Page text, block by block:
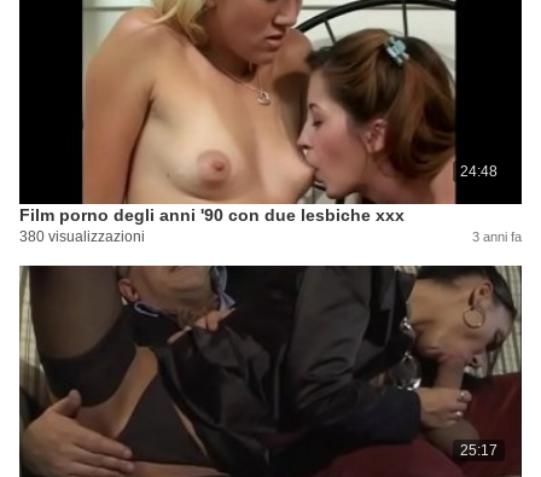
24:48
Film porno degli anni '90 con due lesbiche xxx
380 visualizzazioni 3 anni fa
25:17